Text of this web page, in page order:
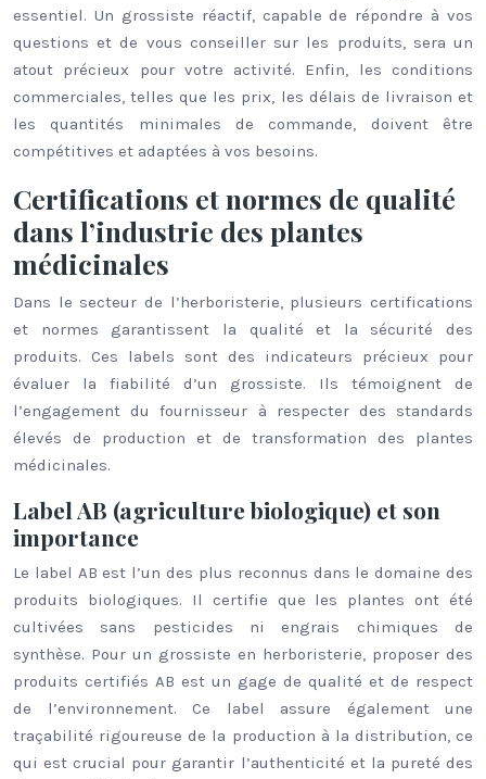
essentiel. Un grossiste réactif, capable de répondre à vos
questions et de vous conseiller sur les produits, sera un
atout précieux pour votre activité. Enfin, les conditions
commerciales, telles que les prix, les délais de livraison et
les quantités minimales de commande, doivent être
compétitives et adaptées à vos besoins.
Certifications et normes de qualité
dans l’industrie des plantes
médicinales
Dans le secteur de l’herboristerie, plusieurs certifications
et normes garantissent la qualité et la sécurité des
produits. Ces labels sont des indicateurs précieux pour
évaluer la fiabilité d’un grossiste. Ils témoignent de
l’engagement du fournisseur à respecter des standards
élevés de production et de transformation des plantes
médicinales.
Label AB (agriculture biologique) et son
importance
Le label AB est l’un des plus reconnus dans le domaine des
produits biologiques. Il certifie que les plantes ont été
cultivées sans pesticides ni engrais chimiques de
synthèse. Pour un grossiste en herboristerie, proposer des
produits certifiés AB est un gage de qualité et de respect
de l’environnement. Ce label assure également une
traçabilité rigoureuse de la production à la distribution, ce
qui est crucial pour garantir l’authenticité et la pureté des